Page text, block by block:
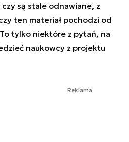
są stale odnawiane, z
ten materiał pochodzi od
tylko niektóre z pytań, na
naukowcy z projektu
Reklama